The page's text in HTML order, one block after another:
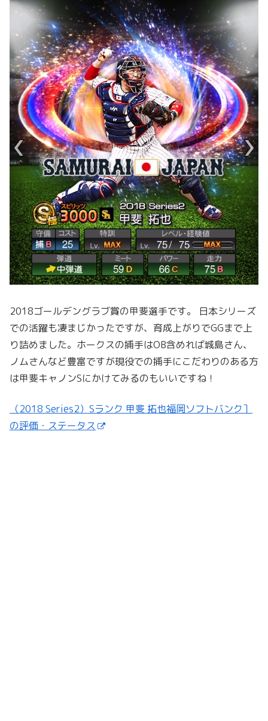
2018ゴールデングラブ賞の甲斐選手です。 日本シリーズ
での活躍も凄まじかったですが、育成上がりでGGまで上
り詰めました。ホークスの捕手はOB含めれば城島さん、
ノムさんなど豊富ですが現役での捕手にこだわりのある方
は甲斐キャノンSにかけてみるのもいいですね！
（2018 Series2）Sランク 甲斐 拓也福岡ソフトバンク］
の評価・ステータス